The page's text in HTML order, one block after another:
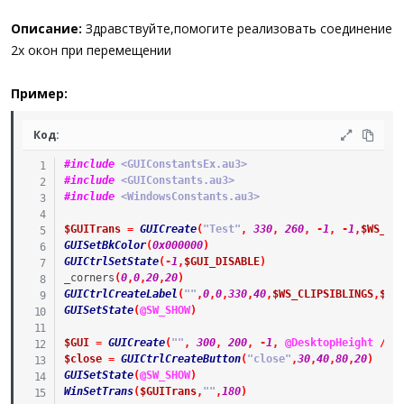
Описание: Здравствуйте,помогите реализовать соединение
2х окон при перемещении
Пример:
Код:
#include <GUIConstantsEx.au3>
#include <GUIConstants.au3>
#include <WindowsConstants.au3>
$GUITrans = GUICreate( "Test" , 330, 260, -1 , -1 ,
GUISetBkColor(0x000000)
GUICtrlSetState( -1 , $GUI_DISABLE)
_corners (0,0,20,20)
GUICtrlCreateLabel ( "" ,0,0,330,40, $WS_CLIPSIBLINGS,
GUISetState(@SW_SHOW)
$GUI = GUICreate( "" , 300, 200, -1 , @DesktopHeight /
$close = GUICtrlCreateButton( "close" ,30,40,80,20)
GUISetState(@SW_SHOW)
WinSetTrans( $GUITrans, "" ,180)